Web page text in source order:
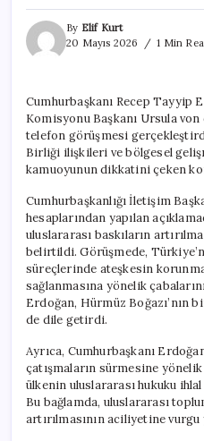
By Elif Kurt
20 Mayıs 2026
1 Min
Cumhurbaşkanı Recep Tayyip
Komisyonu Başkanı Ursula
telefon görüşmesi
Birliği ilişkileri ve bölgesel
kamuoyunun dikkatini çeken
Cumhurbaşkanlığı İletişim
hesaplarından yapılan
uluslararası baskıların
belirtildi. Görüşmede,
süreçlerinde ateşkesin
sağlanmasına yönelik
Erdoğan, Hürmüz Boğazı’nın
de dile getirdi.
Ayrıca, Cumhurbaşkanı
çatışmaların sürmesine
ülkenin uluslararası hukuku
Bu bağlamda, uluslararası
artırılmasının aciliyetine vurgu